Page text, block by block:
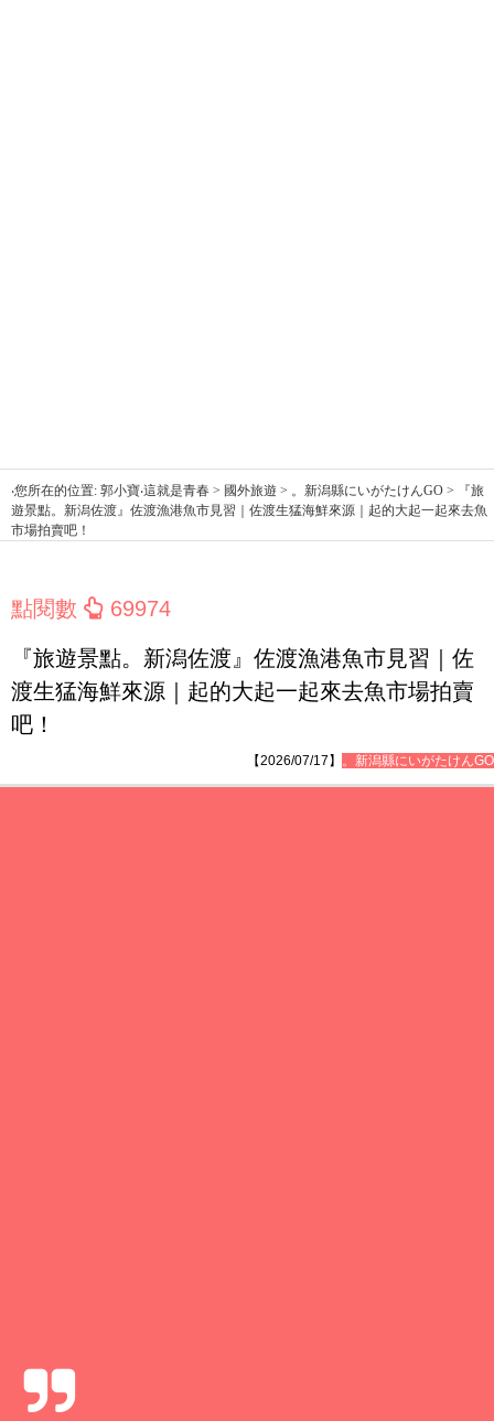
‧您所在的位置: 郭小寶‧這就是青春 > 國外旅遊 > 。新潟縣にいがたけんGO > 『旅
遊景點。新潟佐渡』佐渡漁港魚市見習｜佐渡生猛海鮮來源｜起的大起一起來去魚
市場拍賣吧！
點閱數 69974
『旅遊景點。新潟佐渡』佐渡漁港魚市見習｜佐
渡生猛海鮮來源｜起的大起一起來去魚市場拍賣
吧！
【2026/07/17】 。新潟縣にいがたけんGO